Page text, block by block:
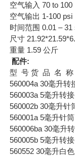
空气输入 70 to 100
空气输出 1-100 psi
时间范围 0.01 –
尺寸
重量 1.59 公斤
配件:
型 号 货 品 名 称
560004a 30毫升转
560003a 5毫升转
560002b 30毫升针
560001a 5毫升针
560006ba 30毫升
560005b 5毫升转
560552 30毫升白